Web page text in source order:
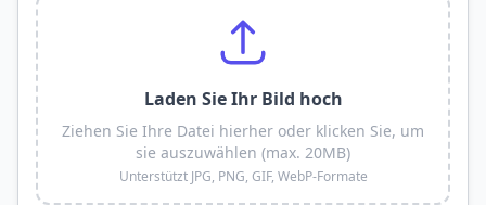
Laden Sie Ihr Bild hoch
Ziehen Sie Ihre Datei hierher oder klicken Sie, um
sie auszuwählen (max. 20MB)
Unterstützt JPG, PNG, GIF, WebP-Formate